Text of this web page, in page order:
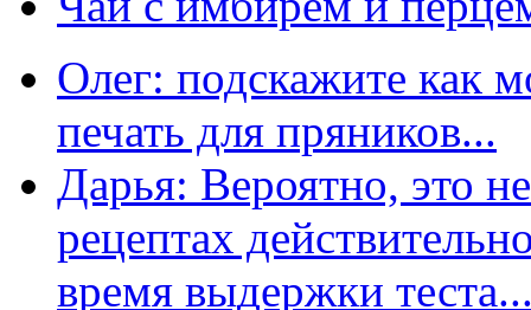
Олег: подскажите как
печать для пряников...
Дарья: Вероятно, это
рецептах
время выдержки